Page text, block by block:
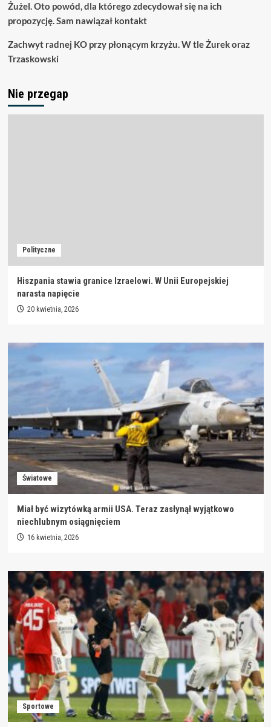
Żużel. Oto powód, dla którego zdecydował się na ich
propozycję. Sam nawiązał kontakt
Zachwyt radnej KO przy płonącym krzyżu. W tle Żurek oraz
Trzaskowski
Nie przegap
Polityczne
Hiszpania stawia granice Izraelowi. W Unii Europejskiej
narasta napięcie
20 kwietnia, 2026
Światowe
Miał być wizytówką armii USA. Teraz zasłynął wyjątkowo
niechlubnym osiągnięciem
16 kwietnia, 2026
Sportowe